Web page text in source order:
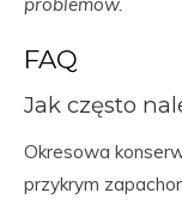
FAQ
Jak często
Okresowa
przykrym